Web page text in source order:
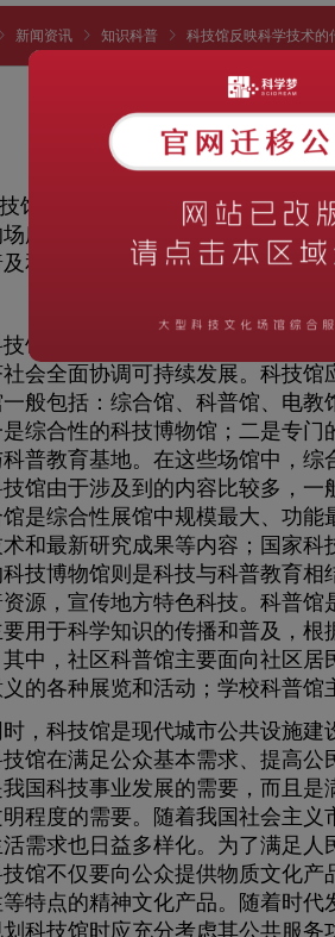
新闻资讯 知识科普 科技馆反映科学技术的
科技馆反映
阅读
馆是反映科学技术的传播、普及
所。它所涉及到的内容非常广
和应用；第三是科普教育活动。
属于社会公益性事业单位，其
会全面协调可持续发展。科技馆
般包括：综合馆、科普馆、电
综合性的科技博物馆；二是专
普教育基地。在这些场馆中，
馆由于涉及到的内容比较多，
是综合性展馆中规模最大、功
和最新研究成果等内容；国家科
技博物馆则是科技与科普教育
源，宣传地方特色科技。科普
用于科学知识的传播和普及，
中，社区科普馆主要面向社区
的各种展览和活动；学校科普馆
科技馆是现代城市公共设施建
馆在满足公众基本需求、提高
国科技事业发展的需要，而且
程度的需要。随着我国社会主
需求也日益多样化。为了满足
馆不仅要向公众提供物质文化
特点的精神文化产品。随着时
科技馆时应充分考虑其公共服务